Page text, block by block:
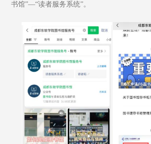
书馆”—“读者服务系统”。